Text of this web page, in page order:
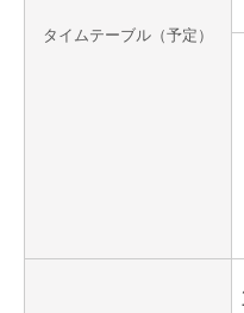
タイムテーブル（予定）